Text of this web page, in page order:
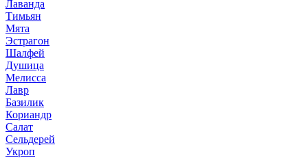
Лаванда
Тимьян
Мята
Эстрагон
Шалфей
Душица
Мелисса
Лавр
Базилик
Кориандр
Салат
Сельдерей
Укроп